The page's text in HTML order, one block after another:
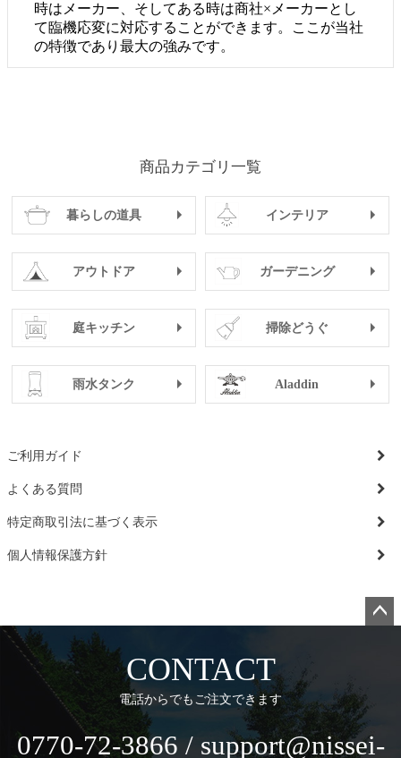
時はメーカー、そしてある時は商社×メーカーとし
て臨機応変に対応することができます。ここが当社
の特徴であり最大の強みです。
商品カテゴリ一覧
暮らしの道具 インテリア
アウトドア ガーデニング
庭キッチン 掃除どうぐ
雨水タンク Aladdin
ご利用ガイド
よくある質問
特定商取引法に基づく表示
個人情報保護方針
CONTACT
電話からでもご注文できます
0770-72-3866 / support@nissei-